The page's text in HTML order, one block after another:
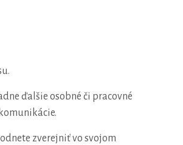
ďalšie osobné či pracovné
zverejniť vo svojom